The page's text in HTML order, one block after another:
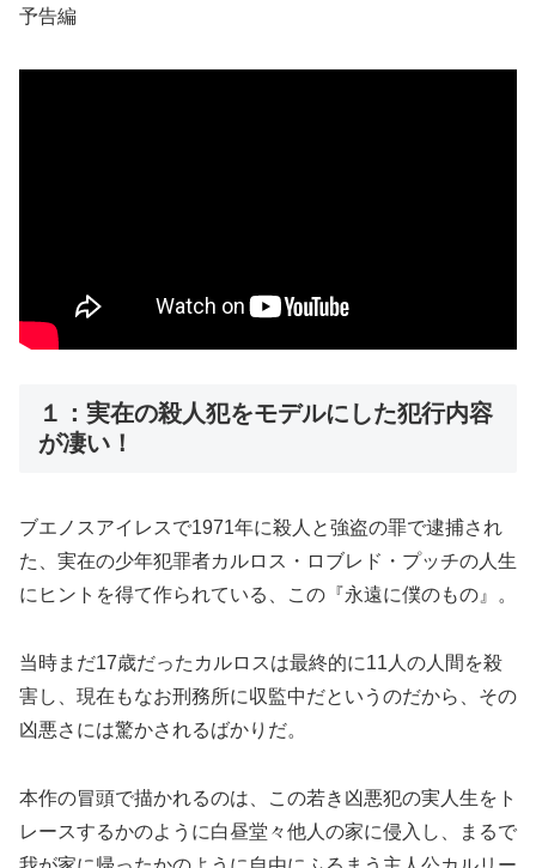
予告編
１：実在の殺人犯をモデルにした犯行内容
が凄い！
ブエノスアイレスで1971年に殺人と強盗の罪で逮捕され
た、実在の少年犯罪者カルロス・ロブレド・プッチの人生
にヒントを得て作られている、この『永遠に僕のもの』。
当時まだ17歳だったカルロスは最終的に11人の人間を殺
害し、現在もなお刑務所に収監中だというのだから、その
凶悪さには驚かされるばかりだ。
本作の冒頭で描かれるのは、この若き凶悪犯の実人生をト
レースするかのように白昼堂々他人の家に侵入し、まるで